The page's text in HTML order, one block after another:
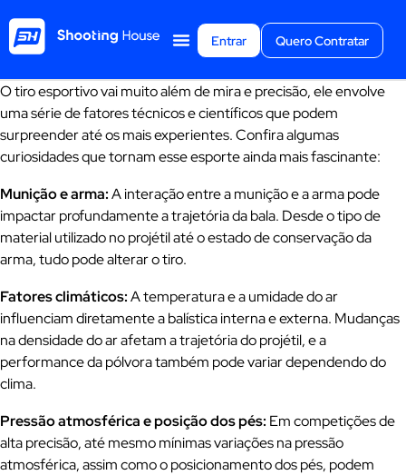
Quero Contratar
Entrar
O tiro esportivo vai muito além de mira e precisão, ele envolve
uma série de fatores técnicos e científicos que podem
surpreender até os mais experientes. Confira algumas
curiosidades que tornam esse esporte ainda mais fascinante:
Munição e arma:A interação entre a munição e a arma pode
impactar profundamente a trajetória da bala. Desde o tipo de
material utilizado no projétil até o estado de conservação da
arma, tudo pode alterar o tiro.
Fatores climáticos:A temperatura e a umidade do ar
influenciam diretamente a balística interna e externa. Mudanças
na densidade do ar afetam a trajetória do projétil, e a
performance da pólvora também pode variar dependendo do
clima.
Pressão atmosférica e posição dos pés: Em competições de
alta precisão, até mesmo mínimas variações na pressão
atmosférica, assim como o posicionamento dos pés, podem